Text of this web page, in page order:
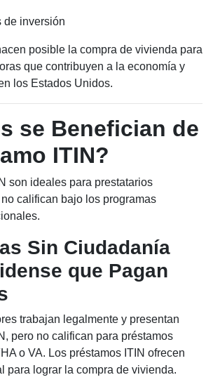
de inversión
posible la compra de vivienda para
que contribuyen a la economía y
los Estados Unidos.
se Benefician de
ITIN?
son ideales para prestatarios
califican bajo los programas
Sin Ciudadanía
que Pagan
trabajan legalmente y presentan
pero no califican para préstamos
o VA. Los préstamos ITIN ofrecen
para lograr la compra de vivienda.